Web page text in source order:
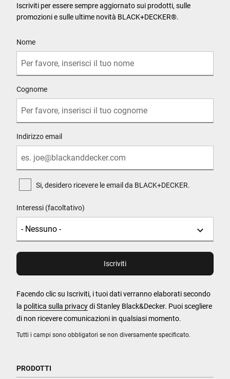
Tutti i campi sono obbligatori se non diversamente specificato.
Iscriviti per essere sempre aggiornato sui prodotti, sulle
promozioni e sulle ultime novità BLACK+DECKER®.
Nome
Cognome
Indirizzo email
Si, desidero ricevere le email da BLACK+DECKER.
Interessi (facoltativo)
Facendo clic su Iscriviti, i tuoi dati verranno elaborati secondo
la politica sulla privacydi Stanley Black&Decker. Puoi scegliere
di non ricevere comunicazioni in qualsiasi momento.
PRODOTTI